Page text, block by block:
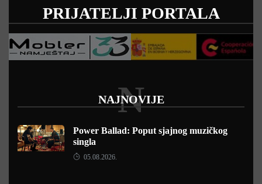
PRIJATELJI PORTALA
NAJNOVIJE
N
Power Ballad: Poput sjajnog muzičkog
singla
05.08.2026.